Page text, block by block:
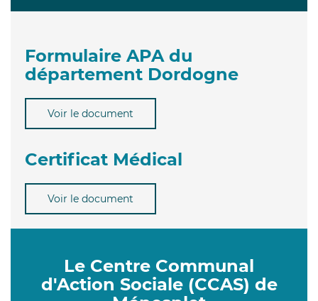
Formulaire APA du
département Dordogne
Voir le document
Certificat Médical
Voir le document
Le Centre Communal
d'Action Sociale (CCAS) de